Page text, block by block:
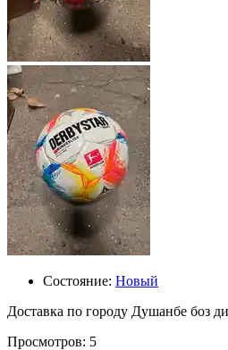
Состояние: Новый
Доставка по городу Душанбе боз
Просмотров: 5